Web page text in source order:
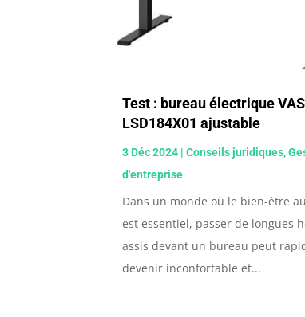
Test : bureau électrique
LSD184X01 ajustable
3 Déc 2024 |Conseils juridiques,
d'entreprise
Dans un monde où le bien-être
est essentiel, passer de longues
assis devant un bureau peut
devenir inconfortable et...